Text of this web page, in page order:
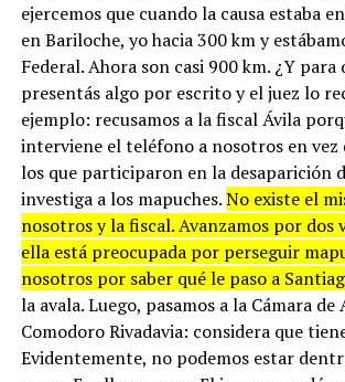
ejercemos que cuando la causa estaba
en Bariloche, yo hacia 300 km y
Federal. Ahora son casi 900 km. ¿Y para
presentás algo por escrito y el juez lo
ejemplo: recusamos a la fiscal Ávila
interviene el teléfono a nosotros en
los que participaron en la desaparición
investiga a los mapuches.No existe el
nosotros y la fiscal. Avanzamos por dos
ella está preocupada por perseguir
nosotros por saber qué le paso a
la avala. Luego, pasamos a la Cámara de
Comodoro Rivadavia: considera que
Evidentemente, no podemos estar